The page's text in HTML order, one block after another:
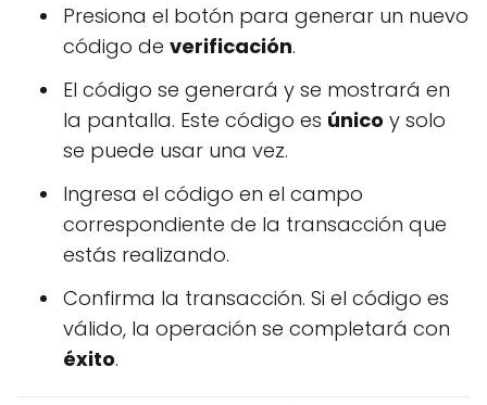
Presiona el botón para generar un nuevo
código de verificación.
El código se generará y se mostrará en
la pantalla. Este código es único y solo
se puede usar una vez.
Ingresa el código en el campo
correspondiente de la transacción que
estás realizando.
Confirma la transacción. Si el código es
válido, la operación se completará con
éxito.